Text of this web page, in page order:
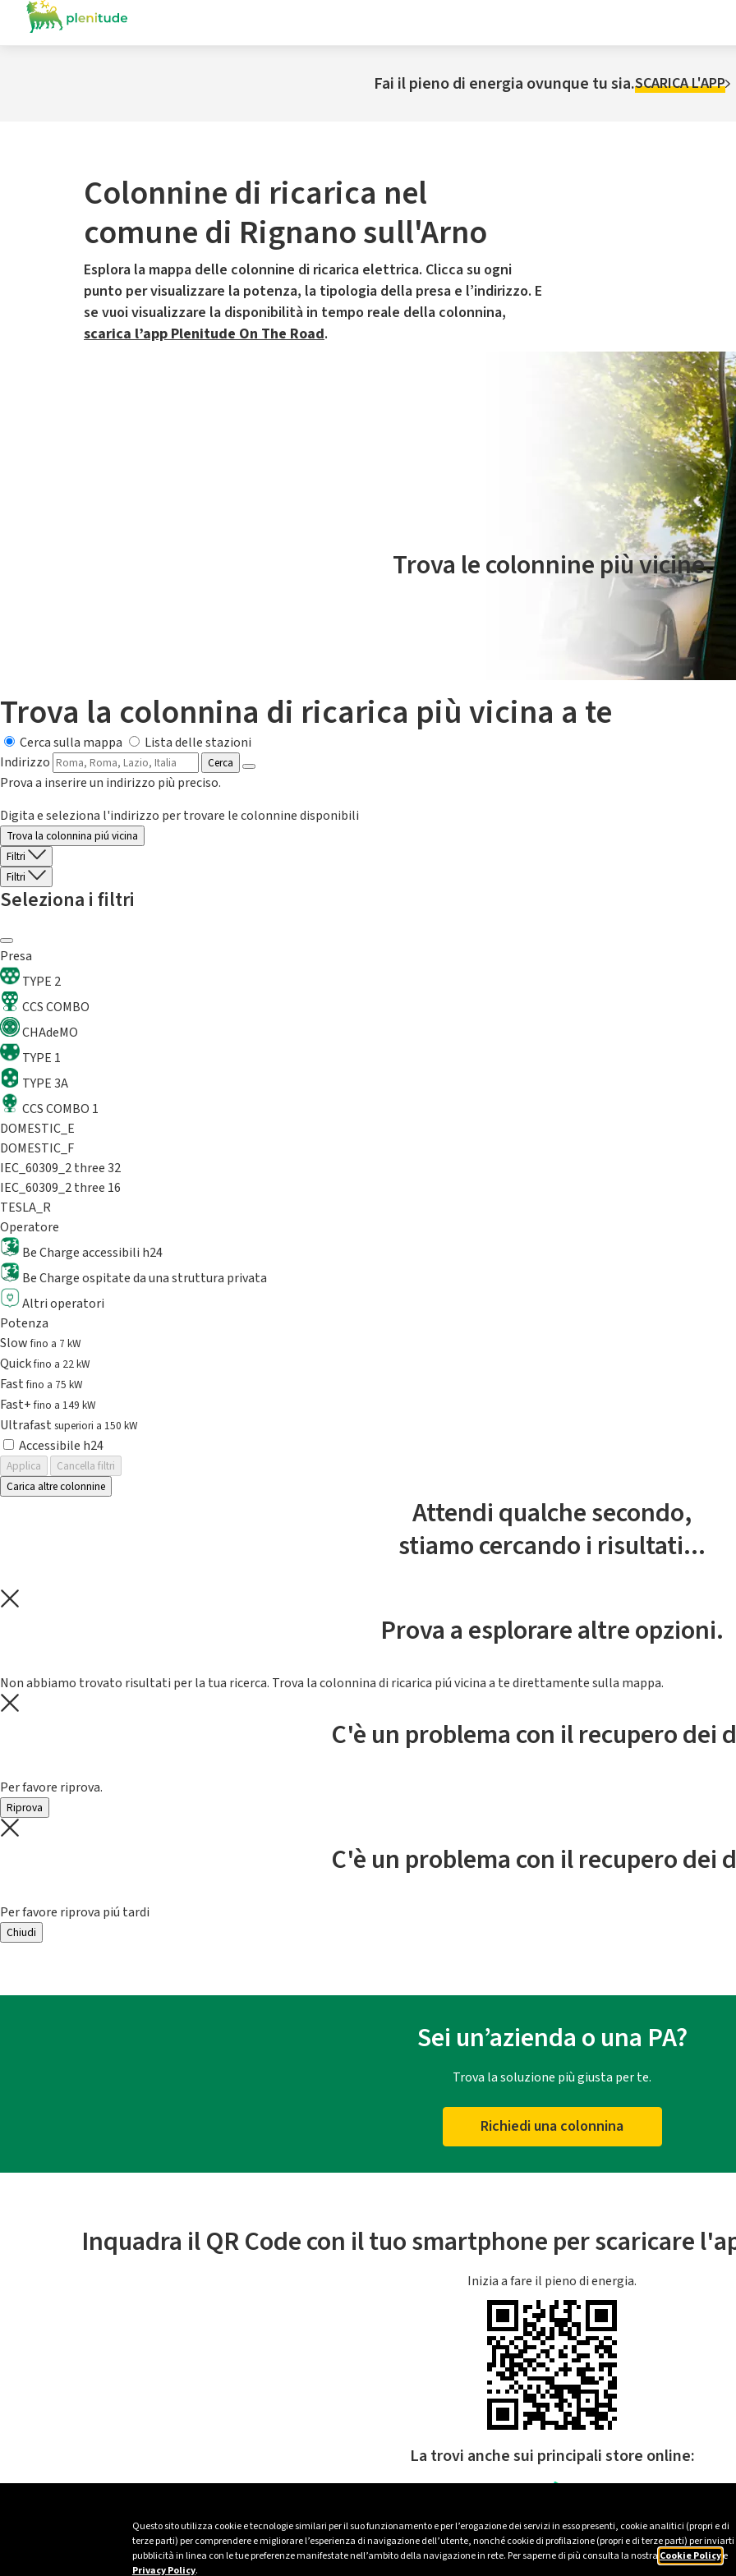
Questo sito utilizza cookie e tecnologie similari per il suo funzionamento e per l’erogazione dei servizi in esso presenti, cookie analitici (propri e di
terze parti) per comprendere e migliorare l’esperienza di navigazione dell’utente, nonché cookie di profilazione (propri e di terze parti) per inviarti
pubblicità in linea con le tue preferenze manifestate nell’ambito della navigazione in rete. Per saperne di più consulta la nostra Cookie Policye
Privacy Policy.
Fai il pieno di energia ovunque tu sia.SCARICA L'APP
Colonnine di ricarica nel
comune di Rignano sull'Arno
Esplora la mappa delle colonnine di ricarica elettrica. Clicca su ogni
punto per visualizzare la potenza, la tipologia della presa e l’indirizzo. E
se vuoi visualizzare la disponibilità in tempo reale della colonnina,
scarica l’app Plenitude On The Road.
Il servizio di mobilità elettrica è gestito da Plenitude On The Road
Trova le colonnine più vicine.
Trova la colonnina di ricarica più vicina a te
Cerca sulla mappa
Lista delle stazioni
Indirizzo
Cerca
Prova a inserire un indirizzo più preciso.
Digita e seleziona l'indirizzo per trovare le colonnine disponibili
Trova la colonnina piú vicina
Filtri
Filtri
Seleziona i filtri
Presa
TYPE 2
CCS COMBO
CHAdeMO
TYPE 1
TYPE 3A
CCS COMBO 1
DOMESTIC_E
DOMESTIC_F
IEC_60309_2 three 32
IEC_60309_2 three 16
TESLA_R
Operatore
Be Charge accessibili h24
Be Charge ospitate da una struttura privata
Altri operatori
Potenza
Slowfino a 7 kW
Quickfino a 22 kW
Fastfino a 75 kW
Fast+fino a 149 kW
Ultrafast superiori a 150 kW
Accessibile h24
Applica
Cancella filtri
Carica altre colonnine
Attendi qualche secondo,
stiamo cercando i risultati...
Prova a esplorare altre opzioni.
Non abbiamo trovato risultati per la tua ricerca. Trova la colonnina di ricarica piú vicina a te direttamente sulla mappa.
C'è un problema con il recupero dei
Per favore riprova.
Riprova
C'è un problema con il recupero dei
Per favore riprova piú tardi
Chiudi
Sei un’azienda o una PA?
Trova la soluzione più giusta per te.
Richiedi una colonnina
Inquadra il QR Code con il tuo smartphone per scaricare
Inizia a fare il pieno di energia.
La trovi anche sui principali store online: